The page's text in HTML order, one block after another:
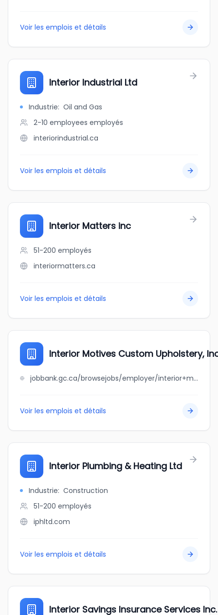
Voir les emplois et détails
Interior Industrial Ltd
Industrie: Oil and Gas
2-10 employees employés
interiorindustrial.ca
Voir les emplois et détails
Interior Matters inc
51-200 employés
interiormatters.ca
Voir les emplois et détails
Interior Motives Custom Upholstery,
jobbank.gc.ca/browsejobs/employer/interior+motives+custom+upholstery%2C+inc./ca
Voir les emplois et détails
Interior Plumbing & Heating Ltd
Industrie: Construction
51-200 employés
iphltd.com
Voir les emplois et détails
Interior Savings Insurance Services Inc.